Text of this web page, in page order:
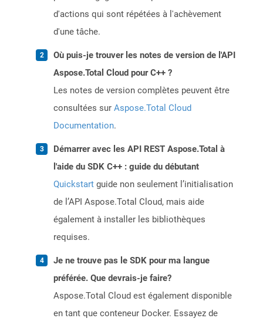
d'actions qui sont répétées à l'achèvement
d'une tâche.
Où puis-je trouver les notes de version de l'API
Aspose.Total Cloud pour C++ ?
Les notes de version complètes peuvent être
consultées sur Aspose.Total Cloud
Documentation.
Démarrer avec les API REST Aspose.Total à
l'aide du SDK C++ : guide du débutant
Quickstart guide non seulement l’initialisation
de l’API Aspose.Total Cloud, mais aide
également à installer les bibliothèques
requises.
Je ne trouve pas le SDK pour ma langue
préférée. Que devrais-je faire?
Aspose.Total Cloud est également disponible
en tant que conteneur Docker. Essayez de